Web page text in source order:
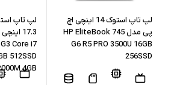
حافظه داخلی 256GB
نوع حافظه داخلی SSD
پردازنده گرافیکی Iris Plus Geraphics
لپ تاپ استوک 14 اینچی اچ
پی مدل HP EliteBook 745
G6 R5 PRO 3500U 16GB
256SSD
لپ تاپ
Core i7
512SSD
4GB